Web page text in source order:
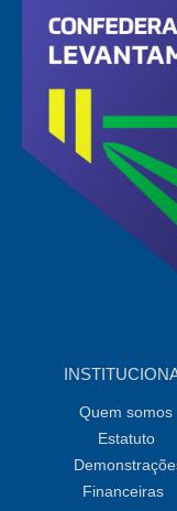
Quem somos
Estatuto
Financeiras